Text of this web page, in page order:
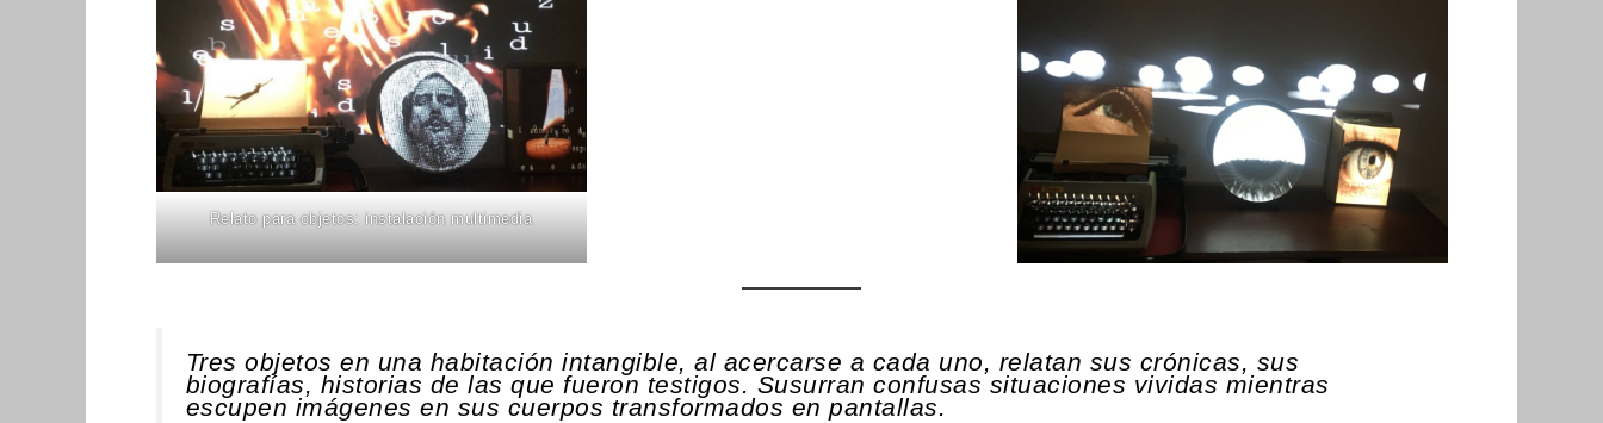
Relato para objetos: instalación multimedia
Tres objetos en una habitación intangible, al acercarse a cada uno, relatan sus crónicas, sus
biografías, historias de las que fueron testigos. Susurran confusas situaciones vividas mientras
escupen imágenes en sus cuerpos transformados en pantallas.